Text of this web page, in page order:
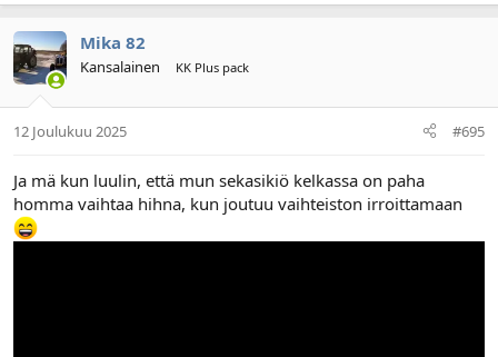
Mika 82
Kansalainen KK Plus pack
12 Joulukuu 2025 #695
Ja mä kun luulin, että mun sekasikiö kelkassa on paha
homma vaihtaa hihna, kun joutuu vaihteiston irroittamaan